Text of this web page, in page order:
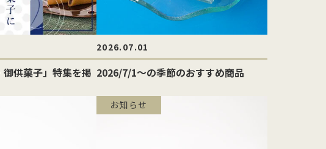
御供菓子」特集を掲
2026.07.01
2026/7/1〜の季節のおすすめ商品
お知らせ